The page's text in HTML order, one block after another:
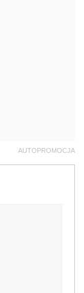
AUTOPROMOCJA